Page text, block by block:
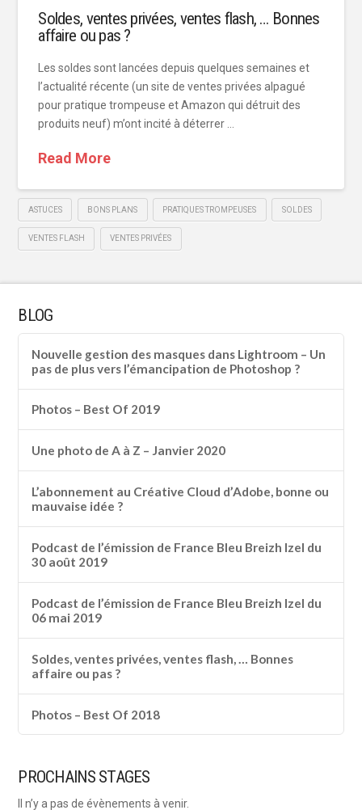
Soldes, ventes privées, ventes flash, … Bonnes
affaire ou pas ?
Les soldes sont lancées depuis quelques semaines et
l’actualité récente (un site de ventes privées alpagué
pour pratique trompeuse et Amazon qui détruit des
produits neuf) m’ont incité à déterrer …
Read More
ASTUCES BONS PLANS PRATIQUES TROMPEUSES SOLDES
VENTES FLASH VENTES PRIVÉES
BLOG
Nouvelle gestion des masques dans Lightroom – Un
pas de plus vers l’émancipation de Photoshop ?
Photos – Best Of 2019
Une photo de A à Z – Janvier 2020
L’abonnement au Créative Cloud d’Adobe, bonne ou
mauvaise idée ?
Podcast de l’émission de France Bleu Breizh Izel du
30 août 2019
Podcast de l’émission de France Bleu Breizh Izel du
06 mai 2019
Soldes, ventes privées, ventes flash, … Bonnes
affaire ou pas ?
Photos – Best Of 2018
PROCHAINS STAGES
Il n’y a pas de évènements à venir.